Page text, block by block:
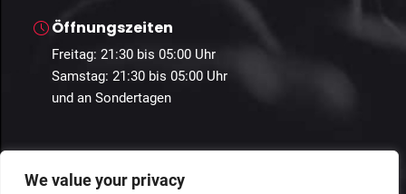
We value your privacy
Öffnungszeiten
Freitag: 21:30 bis 05:00 Uhr
Samstag: 21:30 bis 05:00 Uhr
und an Sondertagen